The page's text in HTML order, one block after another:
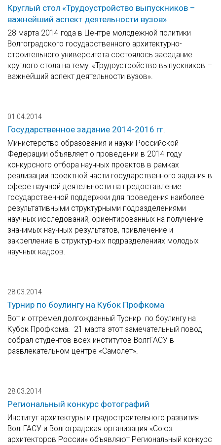
Круглый стол «Трудоустройство выпускников –
важнейший аспект деятельности вузов»
28 марта 2014 года в Центре молодежной политики
Волгоградского государственного архитектурно-
строительного университета состоялось заседание
круглого стола на тему: «Трудоустройство выпускников –
важнейший аспект деятельности вузов».
01.04.2014
Государственное задание 2014-2016 гг.
Министерство образования и науки Российской
Федерации объявляет о проведении в 2014 году
конкурсного отбора научных проектов в рамках
реализации проектной части государственного задания в
сфере научной деятельности на предоставление
государственной поддержки для проведения наиболее
результативными структурными подразделениями
научных исследований, ориентированных на получение
значимых научных результатов, привлечение и
закрепление в структурных подразделениях молодых
научных кадров.
28.03.2014
Турнир по боулингу на Кубок Профкома
Вот и отгремел долгожданный Турнир по боулингу на
Кубок Профкома. 21 марта этот замечательный повод
собрал студентов всех институтов ВолгГАСУ в
развлекательном центре «Самолет».
28.03.2014
Региональный конкурс фотографий
Институт архитектуры и градостроительного развития
ВолгГАСУ и Волгоградская организация «Союз
архитекторов России» объявляют Региональный конкурс